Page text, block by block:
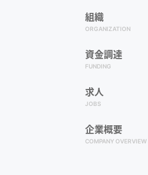
組織
ORGANIZATION
資金調達
FUNDING
求人
JOBS
企業概要
COMPANY OVERVIEW